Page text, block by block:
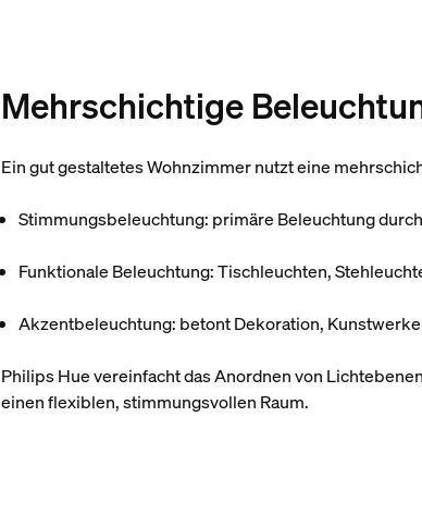
Mehrschichtige
Ein gut gestaltetes Wohnzimmer nutzt eine
Stimmungsbeleuchtung: primäre Beleuchtung
Funktionale Beleuchtung: Tischleuchten,
Akzentbeleuchtung: betont Dekoration,
Philips Hue vereinfacht das Anordnen von
einen flexiblen, stimmungsvollen Raum.